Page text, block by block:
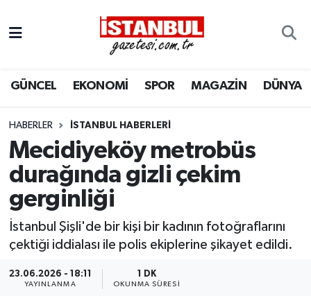
GÜNCEL EKONOMİ SPOR MAGAZİN DÜNYA
HABERLER İSTANBUL HABERLERI
Mecidiyeköy metrobüs
durağında gizli çekim
gerginliği
İstanbul Şişli'de bir kişi bir kadının fotoğraflarını
çektiği iddialası ile polis ekiplerine şikayet edildi.
23.06.2026 - 18:11
YAYINLANMA
1 DK
OKUNMA SÜRESI
EKONOMİ
İSTANBUL
DÜNYA
SPOR
MAGAZİN
Nöbetçi Eczaneler
Hava Durumu
Trafik Durumu
Süper Lig Puan Durumu ve Fikstür
Tüm Manşetler
Son Dakika Haberleri